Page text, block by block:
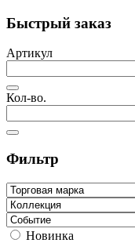
Быстрый заказ
Артикул
Кол-во.
Фильтр
Новинка